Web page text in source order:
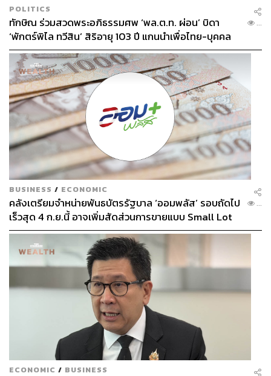
Sheraton Grand Danang Resort & Convention
Center
เชอราตัน แกรนด์ ดานัง
ห่างจากตัวเมืองดานัง 10 นาทีเศษเลียบชายหาดมาเรื่อยๆ คือ
ที่ตั้งของเชอราตัน แกรนด์ ดานัง โรงแรมและศูนย์ประชุม
ขนาดใหญ่ที่ตั้งอยู่อย่างเป็นเอกเทศ กว้างใหญ่เป็นอาณาจักร
เพราะประกอบด้วยห้องพักและห้องสวีทราว 270 ห้อง ที่อยู่ใน
อาคารที่หันหน้ามุ่งสู่ชายทะเล ตรงกลางคืออาคารที่เป็นจุด
เช็กอิน ห้องอาหาร และสปา
Why here?
POLITICS
ทักษิณ ร่วมสวดพระอภิธรรมศพ ‘พล.ต.ท. ผ่อน’ บิดา
‘พักตร์พิไล ทวีสิน’ สิริอายุ 103 ปี แกนนำเพื่อไทย-บุคคล
หลากวงการร่วมอาลัย
...
BUSINESS / ECONOMIC
คลังเตรียมจำหน่ายพันธบัตรรัฐบาล ‘ออมพลัส’ รอบถัดไป
เร็วสุด 4 ก.ย.นี้ อาจเพิ่มสัดส่วนการขายแบบ Small Lot
First มากขึ้น
...
ECONOMIC / BUSINESS